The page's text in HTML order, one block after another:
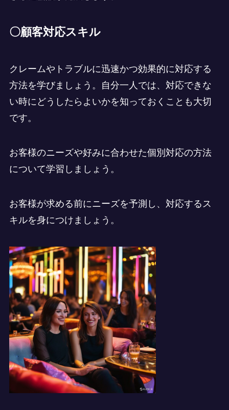
〇顧客対応スキル
クレームやトラブルに迅速かつ効果的に対応する
方法を学びましょう。自分一人では、対応できな
い時にどうしたらよいかを知っておくことも大切
です。
お客様のニーズや好みに合わせた個別対応の方法
について学習しましょう。
お客様が求める前にニーズを予測し、対応するス
キルを身につけましょう。